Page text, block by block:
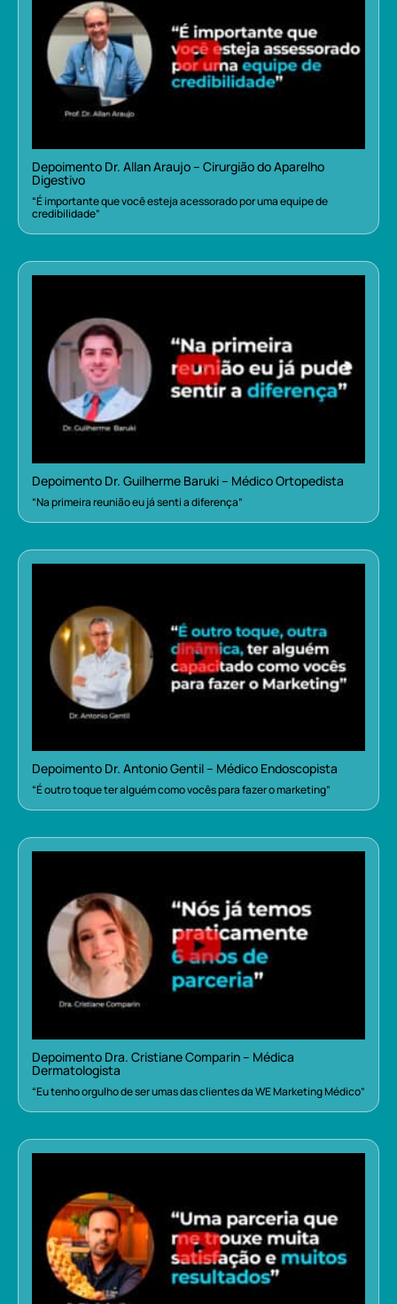
Depoimento Dr. Allan Araujo – Cirurgião do Aparelho
Digestivo
“É importante que você esteja acessorado por uma equipe de
credibilidade”
Depoimento Dr. Guilherme Baruki – Médico Ortopedista
“Na primeira reunião eu já senti a diferença”
Depoimento Dr. Antonio Gentil – Médico Endoscopista
“É outro toque ter alguém como vocês para fazer o marketing”
Depoimento Dra. Cristiane Comparin – Médica
Dermatologista
“Eu tenho orgulho de ser umas das clientes da WE Marketing Médico”